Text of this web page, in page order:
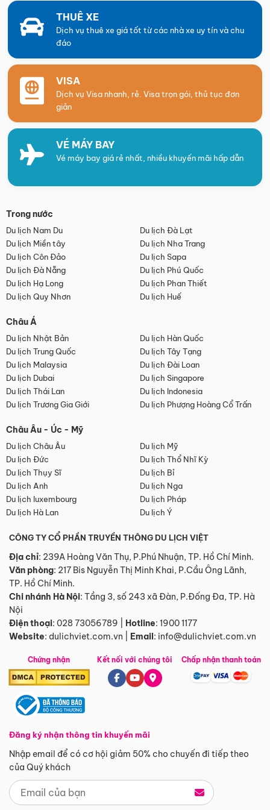
THUÊ XE
Dịch vụ thuê xe giá tốt từ các nhà xe uy tín và chu
đáo
VISA
Dịch vụ Visa nhanh, rẻ. Visa trọn gói, thủ tục đơn
giản
VÉ MÁY BAY
Vé máy bay giá rẻ nhất, nhiều khuyến mãi hấp dẫn
Trong nước
Du lịch Nam Du
Du lịch Đà Lạt
Du lịch Miền tây
Du lịch Nha Trang
Du lịch Côn Đảo
Du lịch Sapa
Du lịch Đà Nẵng
Du lịch Phú Quốc
Du lịch Hạ Long
Du lịch Phan Thiết
Du lịch Quy Nhơn
Du lịch Huế
Châu Á
Du lịch Nhật Bản
Du lịch Hàn Quốc
Du lịch Trung Quốc
Du lịch Tây Tạng
Du lịch Malaysia
Du lịch Đài Loan
Du lịch Dubai
Du lịch Singapore
Du lịch Thái Lan
Du lịch Indonesia
Du lịch Trương Gia Giới
Du lịch Phượng Hoàng Cổ Trấn
Châu Âu - Úc - Mỹ
Du lịch Châu Âu
Du lịch Mỹ
Du lịch Đức
Du lịch Thổ Nhĩ Kỳ
Du lịch Thụy Sĩ
Du lịch Bỉ
Du lịch Anh
Du lịch Nga
Du lịch luxembourg
Du lịch Pháp
Du lịch Hà Lan
Du lịch Ý
CÔNG TY CỔ PHẦN TRUYỀN THÔNG DU LỊCH VIỆT
Địa chỉ: 239A Hoàng Văn Thụ, P.Phú Nhuận, TP. Hồ Chí Minh.
Văn phòng: 217 Bis Nguyễn Thị Minh Khai, P.Cầu Ông Lãnh,
TP. Hồ Chí Minh.
Chi nhánh Hà Nội: Tầng 3, số 243 xã Đàn, P.Đống Đa, TP. Hà
Nội
Điện thoại: 028 73056789 Hotline: 1900 1177
Website: dulichviet.com.vn Email: info@dulichviet.com.vn
Chứng nhận
Đăng ký nhận thông tin khuyến mãi
Nhập email để có cơ hội giảm 50% cho chuyến đi tiếp theo
của Quý khách
Kết nối với chúng tôi Chấp nhận thanh toán